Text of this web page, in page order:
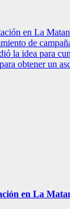
en La
de
la idea para
obtener un
en La